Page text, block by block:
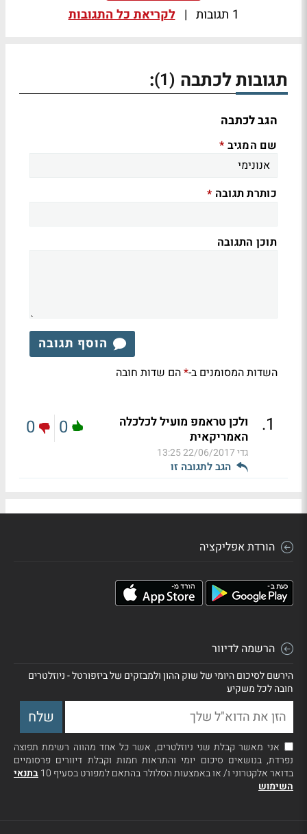
1 תגובות | לקריאת כל התגובות
תגובות לכתבה (1)
:
הגב לכתבה
שם המגיב *
כותרת תגובה *
תוכן התגובה
הוסף תגובה
השדות המסומנים ב-*הם שדות חובה
1
.
ולכן טראמפ מועיל לכלכלה
האמריקאית
גדי22/06/2017 13:25
הגב לתגובה זו
0
0
הורדת אפליקציה
הרשמה לדיוור
הירשם לסיכום היומי של שוק ההון ולמבזקים של ביזפורטל - ניוזלטרים
חובה לכל משקיע
אני מאשר קבלת שני ניוזלטרים, אשר כל אחד מהווה רשימת תפוצה
נפרדת, בנושאים סיכום יומי והתראות חמות וקבלת דיוורים פרסומיים
בדואר אלקטרוני ו/ או באמצעות הסלולר בהתאם למפורט בסעיף 10
בתנאי
השימוש